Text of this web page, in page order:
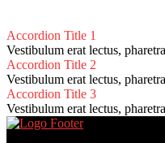
Accordion Title 1
Vestibulum erat lectus,
Accordion Title 2
Vestibulum erat lectus,
Accordion Title 3
Vestibulum erat lectus,